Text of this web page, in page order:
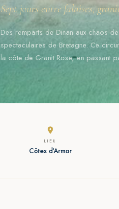
Sept jours entre falaises,
Des remparts de Dinan aux chaos
spectaculaires de Bretagne. Ce
la côte de Granit Rose, en passant
LIEU
Côtes d’Armor